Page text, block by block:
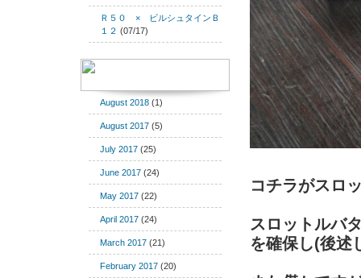
Ｒ５０ × ビルシュタインＢ
１２ (07/17)
August 2018 (1)
August 2017 (5)
July 2017 (25)
June 2017 (24)
May 2017 (22)
April 2017 (24)
March 2017 (21)
February 2017 (20)
コチラがスロ
スロットルバ
を確保し(後述